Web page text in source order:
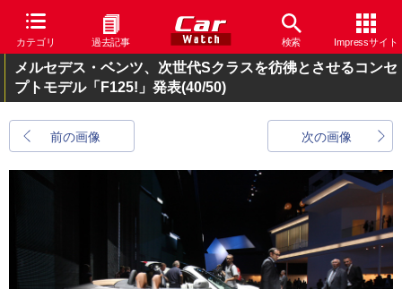
カテゴリ 過去記事 検索 Impressサイト
メルセデス・ベンツ、次世代Sクラスを彷彿とさせるコンセ
プトモデル「F125!」発表(40/50)
前の画像 次の画像